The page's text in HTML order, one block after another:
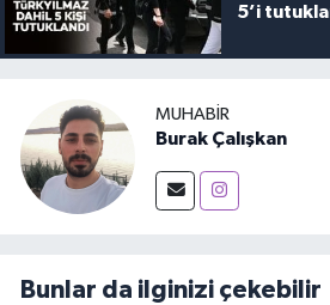
5’i
MUHABIR
Burak Çalışkan
Bunlar da ilginizi çekebilir